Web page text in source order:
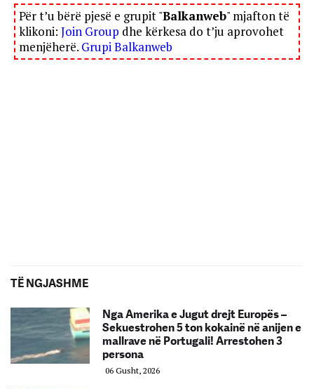
Për t’u bërë pjesë e grupit "Balkanweb" mjafton të
klikoni: Join Group dhe kërkesa do t’ju aprovohet
menjëherë. Grupi Balkanweb
TË NGJASHME
Nga Amerika e Jugut drejt Europës –
Sekuestrohen 5 ton kokainë në anijen e
mallrave në Portugali! Arrestohen 3
persona
06 Gusht, 2026